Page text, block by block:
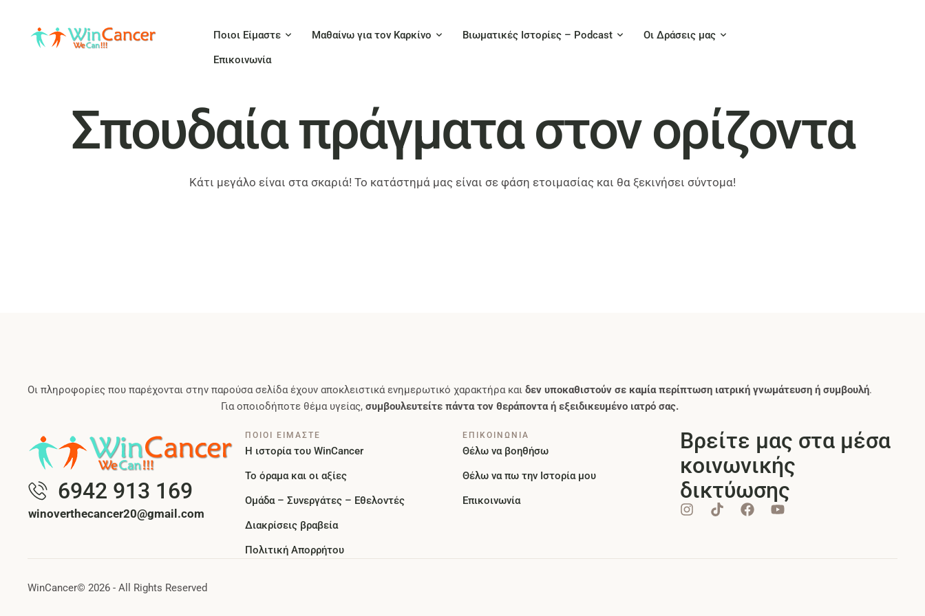
Ποιοι Είμαστε Μαθαίνω για τον Καρκίνο Βιωματικές Ιστορίες – Podcast
Οι Δράσεις μας
Επικοινωνία
Σπουδαία πράγματα στον ορίζοντα
Κάτι μεγάλο είναι στα σκαριά! Το κατάστημά μας είναι σε φάση ετοιμασίας και θα ξεκινήσει σύντομα!
Οι πληροφορίες που παρέχονται στην παρούσα σελίδα έχουν αποκλειστικά ενημερωτικό χαρακτήρα και δεν υποκαθιστούν σε καμία περίπτωση ιατρική γνωμάτευση ή συμβουλή.
Για οποιοδήποτε θέμα υγείας, συμβουλευτείτε πάντα τον θεράποντα ή εξειδικευμένο ιατρό σας.
6942 913 169
winoverthecancer20@gmail.com
ΠΟΙΟΙ ΕΙΜΑΣΤΕ
Η ιστορία του WinCancer
Το όραμα και οι αξίες
Ομάδα – Συνεργάτες – Εθελοντές
Διακρίσεις βραβεία
Πολιτική Απορρήτου
ΕΠΙΚΟΙΝΩΝΙΑ
Θέλω να βοηθήσω
Θέλω να πω την Ιστορία μου
Επικοινωνία
Βρείτε μας στα μέσα
κοινωνικής
δικτύωσης
WinCancer© 2026 - All Rights Reserved